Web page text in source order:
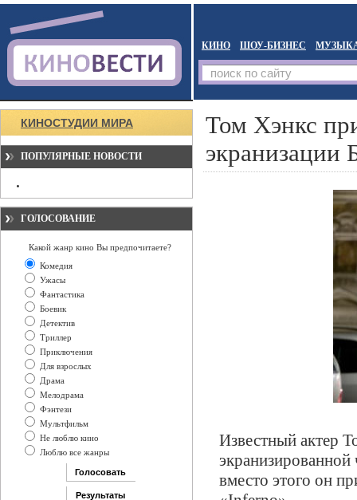
КИНО ШОУ-БИЗНЕС
КИНОСТУДИИ МИРА
ПОПУЛЯРНЫЕ НОВОСТИ
ГОЛОСОВАНИЕ
Какой жанр кино Вы предпочитаете?
Комедия
Ужасы
Фантастика
Боевик
Детектив
Триллер
Приключения
Для взрослых
Драма
Мелодрама
Фэнтези
Мультфильм
Не люблю кино
Люблю все жанры
Том Хэнкс
экранизации
Известный актер
вместо этого он